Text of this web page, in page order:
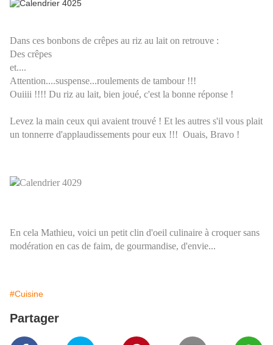
Dans ces bonbons de crêpes au riz au lait on retrouve :
Des crêpes
et....
Attention....suspense...roulements de tambour !!!
Ouiiii !!!! Du riz au lait, bien joué, c'est la bonne réponse !
Levez la main ceux qui avaient trouvé ! Et les autres s'il vous plait
un tonnerre d'applaudissements pour eux !!! Ouais, Bravo !
En cela Mathieu, voici un petit clin d'oeil culinaire à croquer sans
modération en cas de faim, de gourmandise, d'envie...
#Cuisine
Partager